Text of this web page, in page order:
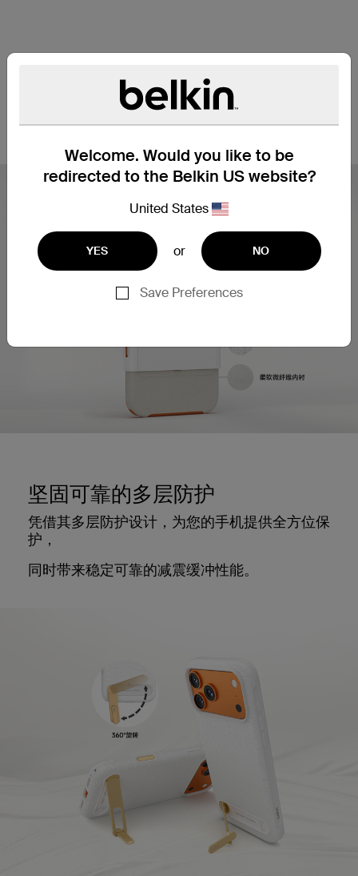
Welcome. Would you like to be
redirected to the Belkin US website?
United States
YES or NO
Save Preferences
*图片仅作示意。不同手机型号的磁铁布局不
同。
坚固可靠的多层防护
凭借其多层防护设计，为您的手机提供全方位保
护，
同时带来稳定可靠的减震缓冲性能。